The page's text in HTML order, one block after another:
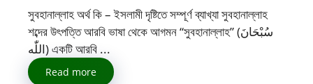
সুবহানাল্লাহ অর্থ কি – ইসলামী দৃষ্টিতে সম্পূর্ণ ব্যাখ্যা সুবহানাল্লাহ
শব্দের উৎপত্তি আরবি ভাষা থেকে আগমন “সুবহানাল্লাহ” (سُبْحَانَ
اللّٰه) একটি আরবি ...
Read more